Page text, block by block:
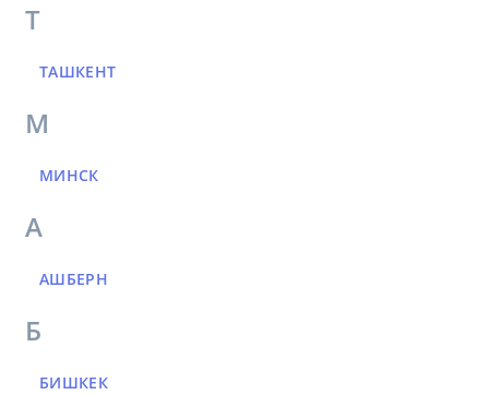
Т
ТАШКЕНТ
М
МИНСК
А
АШБЕРН
Б
БИШКЕК